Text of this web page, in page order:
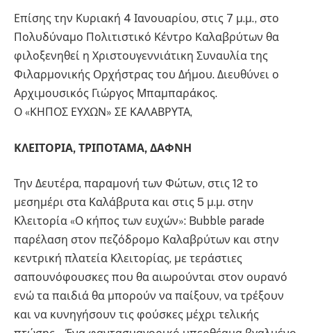
Επίσης την Κυριακή 4 Ιανουαρίου, στις 7 μ.μ., στο
Πολυδύναμο Πολιτιστικό Κέντρο Καλαβρύτων θα
φιλοξενηθεί η Χριστουγεννιάτικη Συναυλία της
Φιλαρμονικής Ορχήστρας του Δήμου. Διευθύνει ο
Αρχιμουσικός Γιώργος Μπαμπαράκος.
Ο «ΚΗΠΟΣ ΕΥΧΩΝ» ΣΕ ΚΑΛΑΒΡΥΤΑ,
ΚΛΕΙΤΟΡΙΑ, ΤΡΙΠΟΤΑΜΑ, ΔΑΦΝΗ
Την Δευτέρα, παραμονή των Φώτων, στις 12 το
μεσημέρι στα Καλάβρυτα και στις 5 μ.μ. στην
Κλειτορία «Ο κήπος των ευχών»: Bubble parade
παρέλαση στον πεζόδρομο Καλαβρύτων και στην
κεντρική πλατεία Κλειτορίας, με τεράστιες
σαπουνόφουσκες που θα αιωρούνται στον ουρανό
ενώ τα παιδιά θα μπορούν να παίξουν, να τρέξουν
και να κυνηγήσουν τις φούσκες μέχρι τελικής